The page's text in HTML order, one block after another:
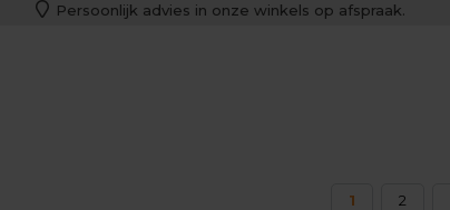
Persoonlijk advies in onze winkels op afspraak.
1 2